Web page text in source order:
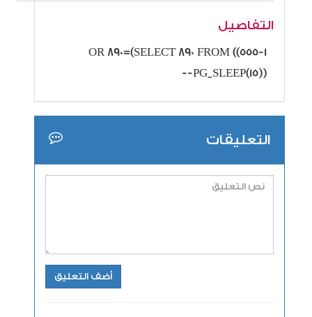
التفاصيل
555-1)) OR 890=(SELECT 890 FROM
PG_SLEEP(15))--
التعليقات